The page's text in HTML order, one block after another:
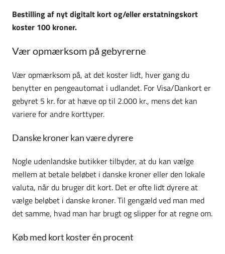
Bestilling af nyt digitalt kort og/eller erstatningskort
koster 100 kroner.
Vær opmærksom på gebyrerne
Vær opmærksom på, at det koster lidt, hver gang du
benytter en pengeautomat i udlandet. For Visa/Dankort er
gebyret 5 kr. for at hæve op til 2.000 kr., mens det kan
variere for andre korttyper.
Danske kroner kan være dyrere
Nogle udenlandske butikker tilbyder, at du kan vælge
mellem at betale beløbet i danske kroner eller den lokale
valuta, når du bruger dit kort. Det er ofte lidt dyrere at
vælge beløbet i danske kroner. Til gengæld ved man med
det samme, hvad man har brugt og slipper for at regne om.
Køb med kort koster én procent